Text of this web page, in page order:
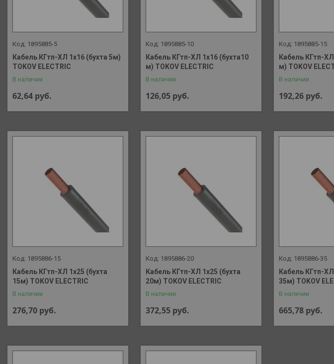
1895885-5
Кабель КГтп-ХЛ 1х16 (бухта 5м)
TOKOV ELECTRIC
В наличии
62,64 руб.
1895885-10
Кабель КГтп-ХЛ 1х16 (бухта10
м) TOKOV ELECTRIC
В наличии
126,05 руб.
1895885-15
Кабель КГтп-
м) TOKOV
В наличии
192,26 руб.
1895886-15
Кабель КГтп-ХЛ 1х25 (бухта
15м) TOKOV ELECTRIC
В наличии
276,70 руб.
1895886-20
Кабель КГтп-ХЛ 1х25 (бухта
20м) TOKOV ELECTRIC
В наличии
372,55 руб.
1895886-35
Кабель КГтп-ХЛ
35м) TOKOV
В наличии
665,78 руб.